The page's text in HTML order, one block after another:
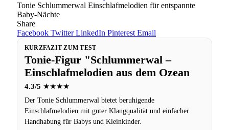
Tonie Schlummerwal Einschlafmelodien für entspannte
Baby-Nächte
Share
Facebook Twitter LinkedIn Pinterest Email
KURZFAZIT ZUM TEST
Tonie-Figur "Schlummerwal –
Einschlafmelodien aus dem Ozean
4.3/5 ★★★★
Der Tonie Schlummerwal bietet beruhigende
Einschlafmelodien mit guter Klangqualität und einfacher
Handhabung für Babys und Kleinkinder.